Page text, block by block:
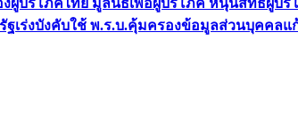
งผู้บริโภคไทย มูลนิธิเพื่อผู้บริโภค หนุนสิทธิผู้บริ
เร่งบังคับใช้ พ.ร.บ.คุ้มครองข้อมูลส่วนบุคคล